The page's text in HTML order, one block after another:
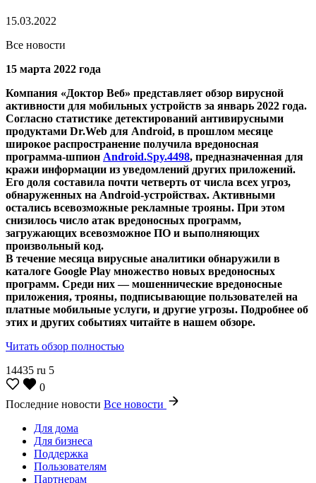
15.03.2022
Все новости
15 марта 2022 года
Компания «Доктор Веб» представляет обзор вирусной
активности для мобильных устройств за январь 2022 года.
Согласно статистике детектирований антивирусными
продуктами Dr.Web для Android, в прошлом месяце
широкое распространение получила вредоносная
программа-шпион Android.Spy.4498, предназначенная для
кражи информации из уведомлений других приложений.
Его доля составила почти четверть от числа всех угроз,
обнаруженных на Android-устройствах. Активными
остались всевозможные рекламные трояны. При этом
снизилось число атак вредоносных программ,
загружающих всевозможное ПО и выполняющих
произвольный код.
В течение месяца вирусные аналитики обнаружили в
каталоге Google Play множество новых вредоносных
программ. Среди них — мошеннические вредоносные
приложения, трояны, подписывающие пользователей на
платные мобильные услуги, и другие угрозы. Подробнее об
этих и других событиях читайте в нашем обзоре.
Читать обзор полностью
14435 ru 5
0
Последние новости Все новости
Для дома
Для бизнеса
Поддержка
Пользователям
Партнерам